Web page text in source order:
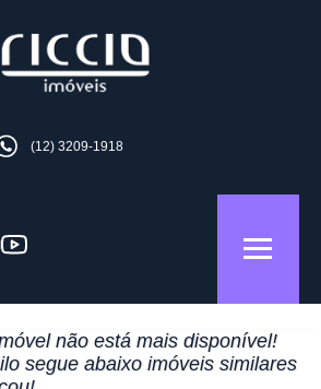
(12) 3209-1918
não está mais disponível!
segue abaixo imóveis similares